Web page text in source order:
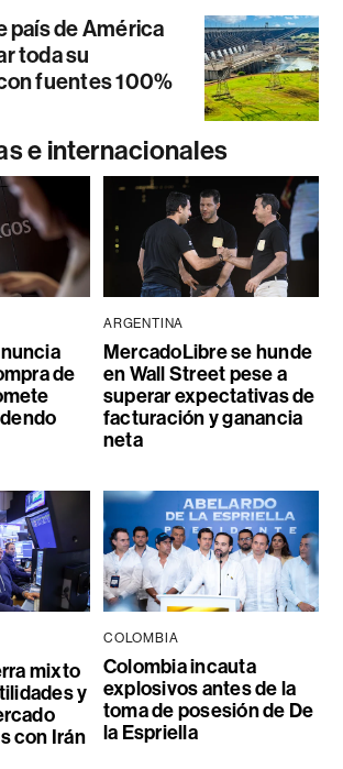
país de América
toda su
fuentes 100%
e internacionales
de
ARGENTINA
MercadoLibre se hunde
en Wall Street pese a
superar expectativas de
facturación y ganancia
neta
mixto
y
con Irán
COLOMBIA
Colombia incauta
explosivos antes de la
toma de posesión de De
la Espriella